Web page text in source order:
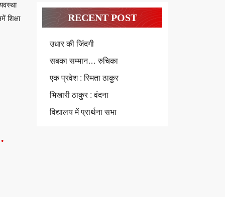
शिक्षा
RECENT POST
उधार की जिंदगी
सबका सम्मान… रुचिका
एक प्रवेश : स्मिता ठाकुर
भिखारी ठाकुर : वंदना
विद्यालय में प्रार्थना सभा